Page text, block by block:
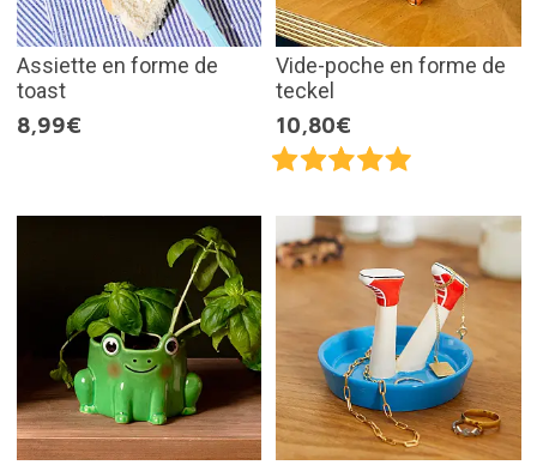
Assiette en forme de
toast
8,99€
Vide-poche en forme de
teckel
10,80€